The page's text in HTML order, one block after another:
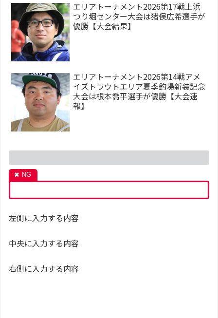
エリアトーナメント2026第17戦上浜
つり堀センター大会は猪俣広希選手が
優勝【大会結果】
エリアトーナメント2026第14戦アメ
イズトラウトエリア夏季釣場新装記念
大会は根本喬平選手が優勝【大会速
報】
左側に入力する内容
中央に入力する内容
右側に入力する内容